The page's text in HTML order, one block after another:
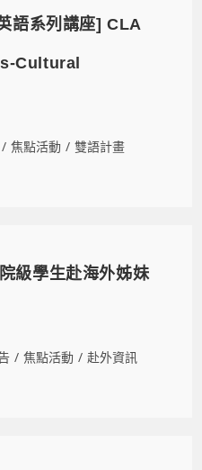
語系列講座] CLA
Cultural
/ 焦點活動 / 雙語計畫
級學生赴海外姊妹
/ 焦點活動 / 赴外資訊